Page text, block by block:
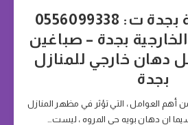
بويات خارجية بجدة ت: 0556099338
الخارجية بجدة – صباغين
دهان خارجي للمنازل
بجدة
أهم العوامل ، التي تؤثر في مظهر المنازل
ان دهان بويه حي المروه ، ليست…